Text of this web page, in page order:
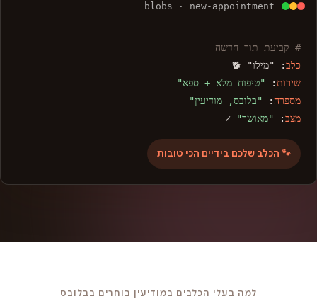
blobs · new-appointment
# קביעת תור חדשה
כלב: "מילו" 🐕
שירות : "טיפוח מלא + ספא"
מספרה: "בלובס, מודיעין"
מצב: "מאושר" ✓
🐾 הכלב שלכם בידיים הכי טובות
למה בעלי הכלבים במודיעין בוחרים בבלובס